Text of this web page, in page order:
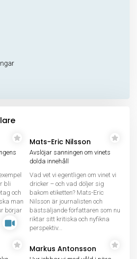
bli
och
man
börjar
Mats-Eric Nilsson
Avslöjar sanningen om vinets
dolda innehåll
Vad vet vi egentligen om vinet vi
dricker – och vad döljer sig
bakom etiketten? Mats-Eric
Nilsson är journalisten och
bästsäljande författaren som nu
riktar sitt kritiska och nyfikna
perspektiv...
Markus Antonsson